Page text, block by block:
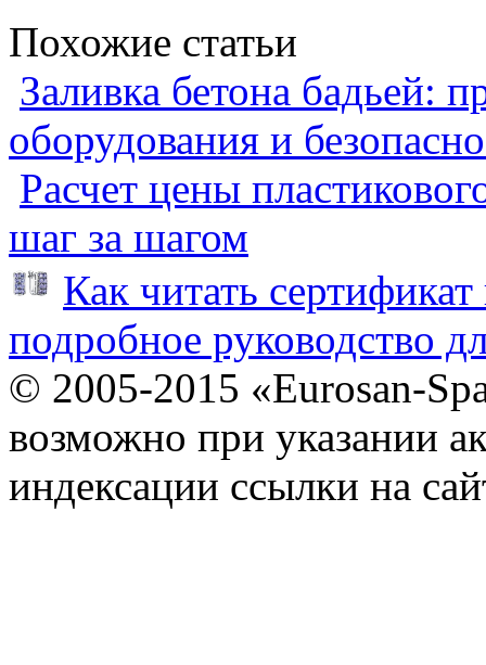
Похожие статьи
Заливка бетона бадьей:
оборудования и
Расчет цены
шаг за шагом
Как читать
подробное руководство
© 2005-2015 «Eurosan-
возможно при указании
индексации ссылки на